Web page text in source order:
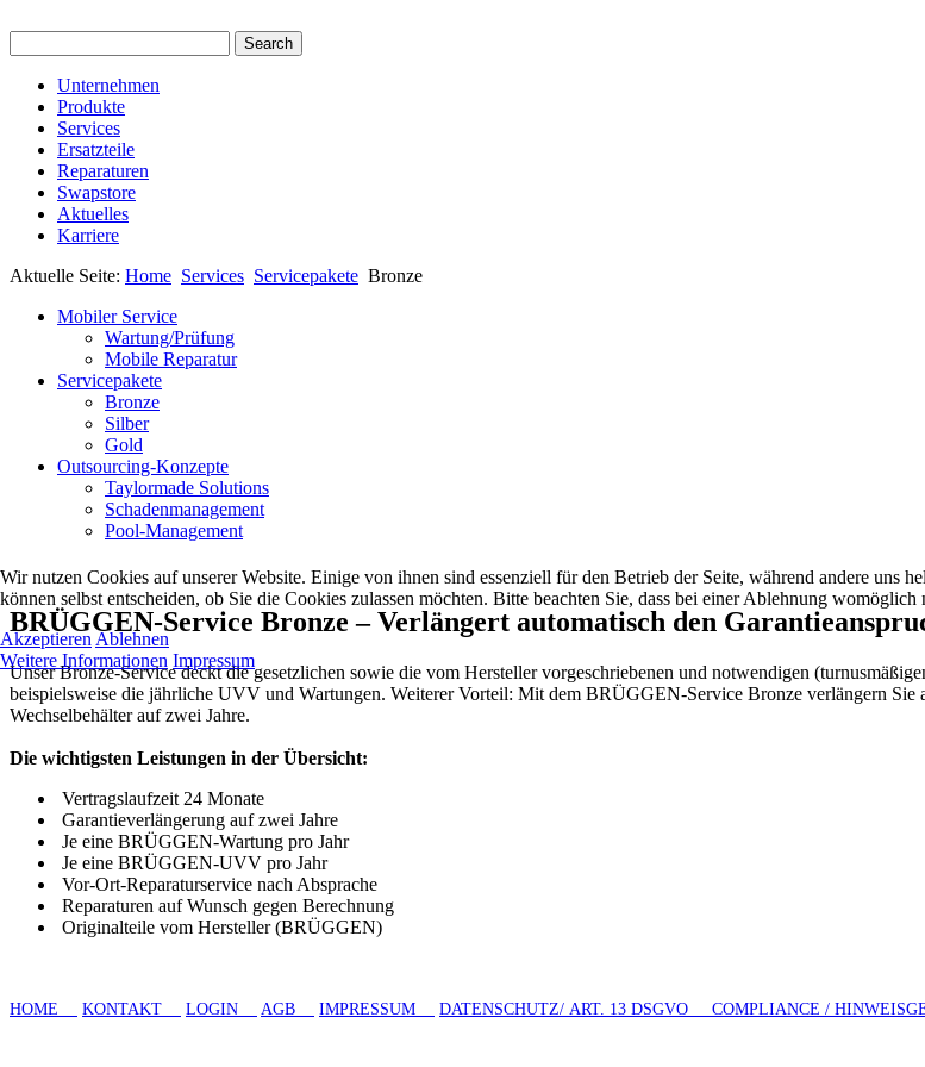
Unternehmen
Produkte
Services
Ersatzteile
Reparaturen
Swapstore
Aktuelles
Karriere
Aktuelle Seite: Home Services Servicepakete Bronze
Mobiler Service
Wartung/Prüfung
Mobile Reparatur
Servicepakete
Bronze
Silber
Gold
Outsourcing-Konzepte
Taylormade Solutions
Schadenmanagement
Pool-Management
BRÜGGEN-Service Bronze – Verlängert automatisch den
Unser Bronze-Service deckt die gesetzlichen sowie die vom Hersteller vorgeschriebenen und notwendigen
beispielsweise die jährliche UVV und Wartungen. Weiterer Vorteil: Mit dem BRÜGGEN-Service Bronze verlängern Sie
Wechselbehälter auf zwei Jahre.
Die wichtigsten Leistungen in der Übersicht:
Vertragslaufzeit 24 Monate
Garantieverlängerung auf zwei Jahre
Je eine BRÜGGEN-Wartung pro Jahr
Je eine BRÜGGEN-UVV pro Jahr
Vor-Ort-Reparaturservice nach Absprache
Reparaturen auf Wunsch gegen Berechnung
Originalteile vom Hersteller (BRÜGGEN)
HOME KONTAKT LOGIN AGB IMPRESSUM DATENSCHUTZ/ ART. 13 DSGVO COMPLIANCE /
Wir nutzen Cookies auf unserer Website. Einige von ihnen sind essenziell für den Betrieb der Seite, während andere uns
können selbst entscheiden, ob Sie die Cookies zulassen möchten. Bitte beachten Sie, dass bei einer Ablehnung
Akzeptieren Ablehnen
Weitere Informationen Impressum